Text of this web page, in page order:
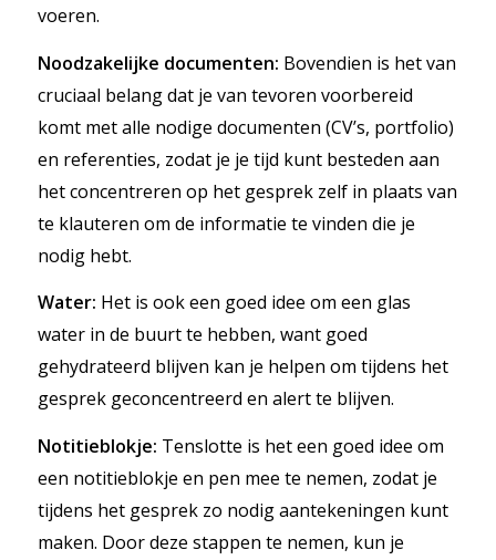
voeren.
Noodzakelijke documenten: Bovendien is het van
cruciaal belang dat je van tevoren voorbereid
komt met alle nodige documenten (CV’s, portfolio)
en referenties, zodat je je tijd kunt besteden aan
het concentreren op het gesprek zelf in plaats van
te klauteren om de informatie te vinden die je
nodig hebt.
Water: Het is ook een goed idee om een glas
water in de buurt te hebben, want goed
gehydrateerd blijven kan je helpen om tijdens het
gesprek geconcentreerd en alert te blijven.
Notitieblokje: Tenslotte is het een goed idee om
een notitieblokje en pen mee te nemen, zodat je
tijdens het gesprek zo nodig aantekeningen kunt
maken. Door deze stappen te nemen, kun je